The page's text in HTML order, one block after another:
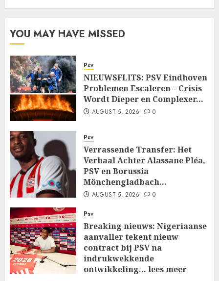
YOU MAY HAVE MISSED
Psv
NIEUWSFLITS: PSV Eindhoven
Problemen Escaleren – Crisis
Wordt Dieper en Complexer…
AUGUST 5, 2026 0
Psv
Verrassende Transfer: Het
Verhaal Achter Alassane Pléa,
PSV en Borussia
Mönchengladbach…
AUGUST 5, 2026 0
Psv
Breaking nieuws: Nigeriaanse
aanvaller tekent nieuw
contract bij PSV na
indrukwekkende
ontwikkeling… lees meer